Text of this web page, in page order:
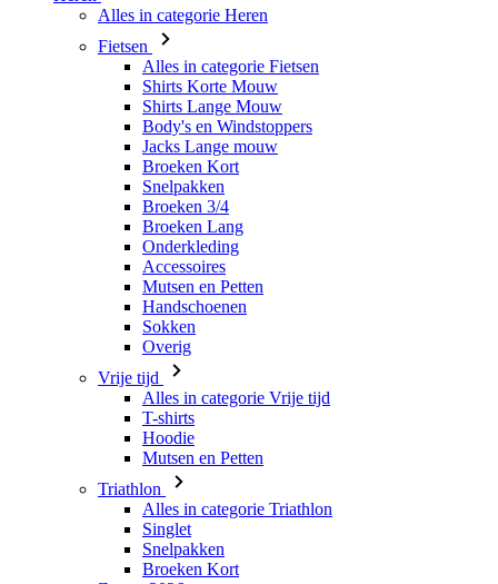
Shirts Lange Mouw
Body's en Windstoppers
Jacks Lange mouw
Broeken Kort
Snelpakken
Broeken 3/4
Broeken Lang
Onderkleding
Accessoires
Mutsen en Petten
Handschoenen
Sokken
Overig
Vrije tijd
Alles in categorie Vrije tijd
T-shirts
Hoodie
Mutsen en Petten
Triathlon
Alles in categorie Triathlon
Singlet
Snelpakken
Broeken Kort
Zomer 2026
Team replica's
Speciale edities
Opruiming
Waardebonnen